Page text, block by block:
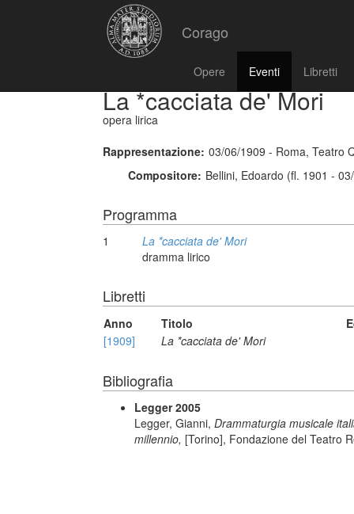
Corago
Opere Eventi Libretti
La *cacciata de' Mori
opera lirica
Rappresentazione: 03/06/1909 - Roma, Teatro
Compositore: Bellini, Edoardo (fl. 1901 -
Programma
1
La *cacciata de' Mori
dramma lirico
Libretti
Anno Titolo
[1909]
La *cacciata de' Mori
Bibliografia
Legger 2005
Legger, Gianni, Drammaturgia musicale
millennio, [Torino], Fondazione del Teatro